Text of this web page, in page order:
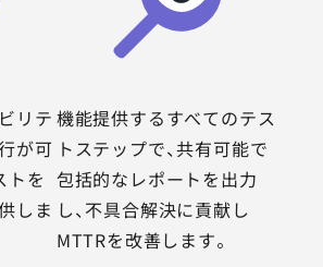
リテ
が可
トを
しま
機能提供するすべてのテス
トステップで、共有可能で
包括的なレポートを出力
し、不具合解決に貢献し
MTTRを改善します。